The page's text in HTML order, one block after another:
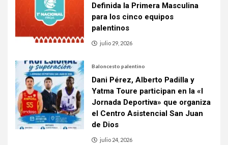
Definida la Primera Masculina
para los cinco equipos
palentinos
julio 29, 2026
Baloncesto palentino
Dani Pérez, Alberto Padilla y
Yatma Toure participan en la «I
Jornada Deportiva» que organiza
el Centro Asistencial San Juan
de Dios
julio 24, 2026